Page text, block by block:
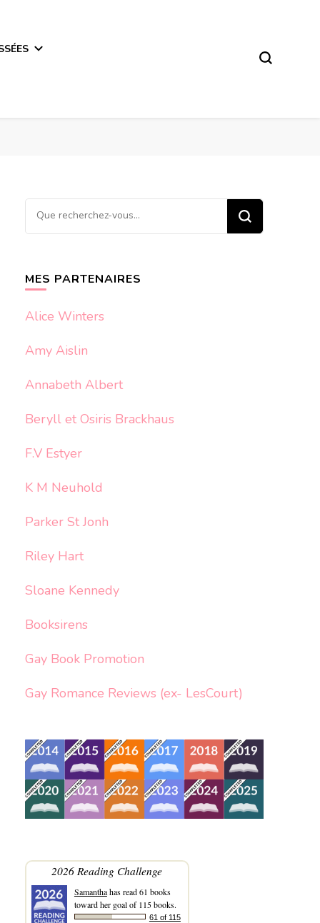
Vous
recherchiez
MES PARTENAIRES
Alice Winters
Amy Aislin
Annabeth Albert
Beryll et Osiris Brackhaus
F.V Estyer
K M Neuhold
Parker St Jonh
Riley Hart
Sloane Kennedy
Booksirens
Gay Book Promotion
Gay Romance Reviews (ex- LesCourt)
2026 Reading Challenge
Samanthahas read 61 books
toward her goal of 115 books.
61 of 115